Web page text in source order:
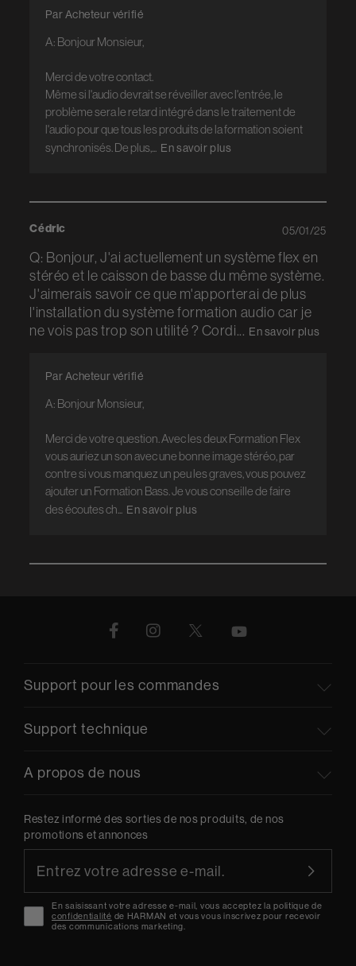
A: Bonjour Monsieur,
Merci de votre contact.
Même si l'audio devrait se réveiller avec l'entrée, le
problème sera le retard intégré dans le traitement de
l'audio pour que tous les produits de la formation soient
synchronisés. De plus,...
En savoir plus
Par Acheteur vérifié
Cédric
Q: Bonjour, J'ai actuellement un système flex en
stéréo et le caisson de basse du même système.
J'aimerais savoir ce que m'apporterai de plus
l'installation du système formation audio car je
ne vois pas trop son utilité ? Cordi... En savoir plus
A: Bonjour Monsieur,
Merci de votre question. Avec les deux Formation Flex
vous auriez un son avec une bonne image stéréo, par
contre si vous manquez un peu les graves, vous pouvez
ajouter un Formation Bass. Je vous conseille de faire
des écoutes ch...
En savoir plus
Par Acheteur vérifié
05/01/25
Support pour les commandes
Support technique
A propos de nous
Restez informé des sorties de nos produits, de nos
promotions et annonces
En saisissant votre adresse e-mail, vous acceptez la politique de
confidentialité de HARMAN et vous vous inscrivez pour recevoir
des communications marketing.